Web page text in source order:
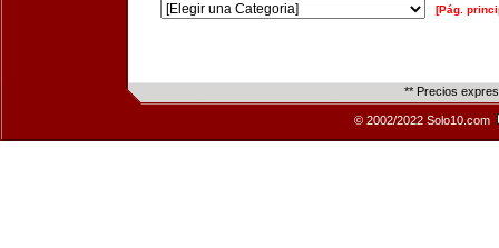
[Pág.
** Precios
© 2002/2022 Solo10.com